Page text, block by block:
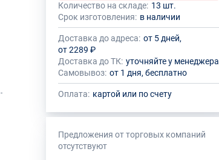
Общее количество данного товара должно
быть кратно размеру упаковки (1 шт.)
На данный товар производителем
установлено ограничение по размеру
минимального заказа
Количество на складе: 13 шт.
Срок изготовления: в наличии
Доставка до адреса: от 5 дней,
от 2289 ₽
Доставка до ТК: уточняйте у менеджера
Самовывоз: от 1 дня, бесплатно
Оплата: картой или по счету
Предложения от торговых компаний
отсутствуют